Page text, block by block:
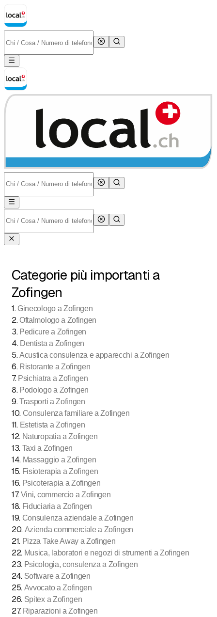
Categorie più importanti a
Zofingen
1. Ginecologo a Zofingen
2.Oftalmologo a Zofingen
3. Pedicure a Zofingen
4. Dentista a Zofingen
5.Acustica consulenza e apparecchi a Zofingen
6. Ristorante a Zofingen
7. Psichiatra a Zofingen
8. Podologo a Zofingen
9.Trasporti a Zofingen
10. Consulenza familiare a Zofingen
11. Estetista a Zofingen
12. Naturopatia a Zofingen
13. Taxi a Zofingen
14. Massaggio a Zofingen
15. Fisioterapia a Zofingen
16. Psicoterapia a Zofingen
17. Vini, commercio a Zofingen
18. Fiduciaria a Zofingen
19. Consulenza aziendale a Zofingen
20. Azienda commerciale a Zofingen
21. Pizza Take Away a Zofingen
22. Musica, laboratori e negozi di strumenti a Zofingen
23. Psicologia, consulenza a Zofingen
24. Software a Zofingen
25. Avvocato a Zofingen
26. Spitex a Zofingen
27. Riparazioni a Zofingen